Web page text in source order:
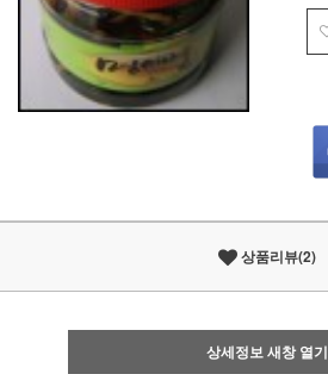
상품리뷰(2)
상세정보 새창 열기